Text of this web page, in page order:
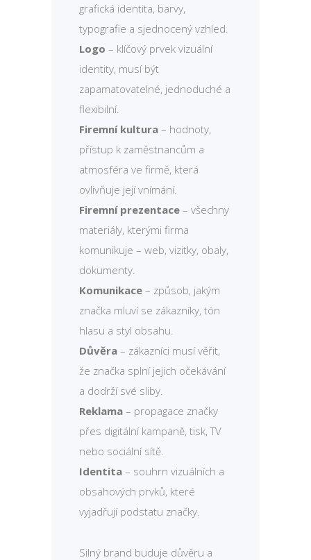
grafická identita, barvy,
typografie a sjednocený vzhled.
Logo – klíčový prvek vizuální
identity, musí být
zapamatovatelné, jednoduché a
flexibilní.
Firemní kultura – hodnoty,
přístup k zaměstnancům a
atmosféra ve firmě, která
ovlivňuje její vnímání.
Firemní prezentace – všechny
materiály, kterými firma
komunikuje – web, vizitky, obaly,
dokumenty.
Komunikace – způsob, jakým
značka mluví se zákazníky, tón
hlasu a styl obsahu.
Důvěra – zákazníci musí věřit,
že značka splní jejich očekávání
a dodrží své sliby.
Reklama – propagace značky
přes digitální kampaně, tisk, TV
nebo sociální sítě.
Identita – souhrn vizuálních a
obsahových prvků, které
vyjadřují podstatu značky.
Silný brand buduje důvěru a